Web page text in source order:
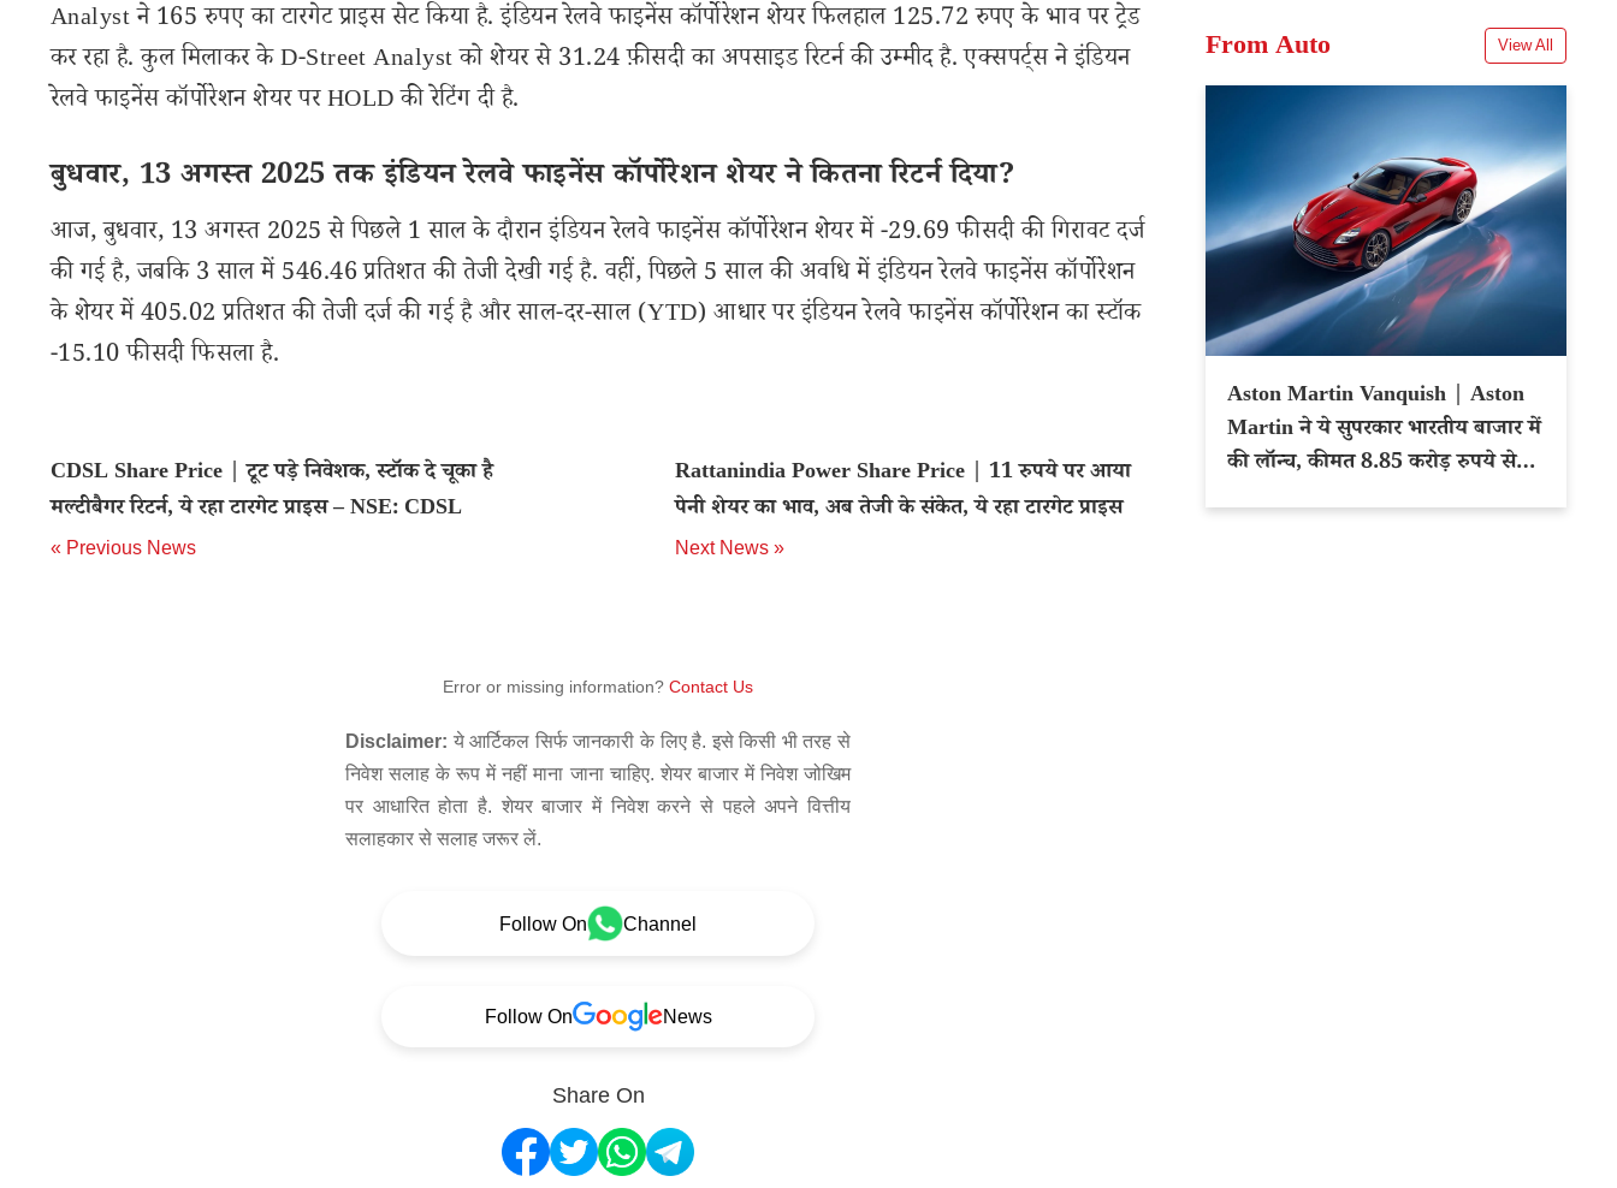
Analyst ने 165 रुपए का टारगेट प्राइस सेट किया है. इंडियन रेलवे फाइनेंस कॉर्पोरेशन शेयर फिलहाल 125.72 रुपए के भाव पर ट्रेड
कर रहा है. कुल मिलाकर के D-Street Analyst को शेयर से 31.24 फ़ीसदी का अपसाइड रिटर्न की उम्मीद है. एक्सपर्ट्स ने इंडियन
रेलवे फाइनेंस कॉर्पोरेशन शेयर पर HOLD की रेटिंग दी है.
बुधवार, 13 अगस्त 2025 तक इंडियन रेलवे फाइनेंस कॉर्पोरेशन शेयर ने कितना रिटर्न दिया?
आज, बुधवार, 13 अगस्त 2025 से पिछले 1 साल के दौरान इंडियन रेलवे फाइनेंस कॉर्पोरेशन शेयर में -29.69 फीसदी की गिरावट दर्ज
की गई है, जबकि 3 साल में 546.46 प्रतिशत की तेजी देखी गई है. वहीं, पिछले 5 साल की अवधि में इंडियन रेलवे फाइनेंस कॉर्पोरेशन
के शेयर में 405.02 प्रतिशत की तेजी दर्ज की गई है और साल-दर-साल (YTD) आधार पर इंडियन रेलवे फाइनेंस कॉर्पोरेशन का स्टॉक
-15.10 फीसदी फिसला है.
CDSL Share Price | टूट पड़े निवेशक, स्टॉक दे चूका है
मल्टीबैगर रिटर्न, ये रहा टारगेट प्राइस – NSE: CDSL
« Previous News
Rattanindia Power Share Price | 11 रुपये पर आया
पेनी शेयर का भाव, अब तेजी के संकेत, ये रहा टारगेट प्राइस
Next News »
Error or missing information? Contact Us
Disclaimer: ये आर्टिकल सिर्फ जानकारी के लिए है. इसे किसी भी तरह से
निवेश सलाह के रूप में नहीं माना जाना चाहिए. शेयर बाजार में निवेश जोखिम
पर आधारित होता है. शेयर बाजार में निवेश करने से पहले अपने वित्तीय
सलाहकार से सलाह जरूर लें.
Follow On Channel
Follow On News
Share On
From Auto View All
Aston Martin Vanquish | Aston
Martin ने ये सुपरकार भारतीय बाजार में
की लॉन्च, कीमत 8.85 करोड़ रुपये से